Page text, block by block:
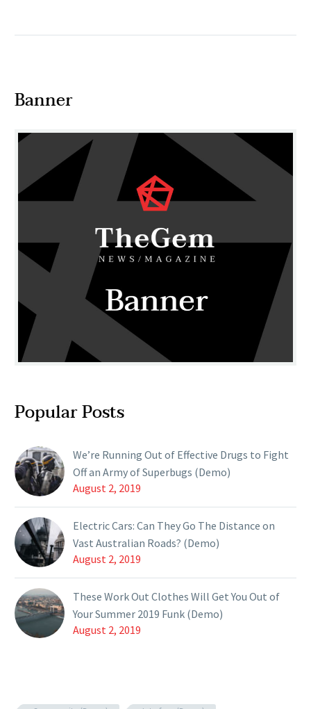
Banner
Popular Posts
We’re Running Out of Effective Drugs to Fight
Off an Army of Superbugs (Demo)
August 2, 2019
Electric Cars: Can They Go The Distance on
Vast Australian Roads? (Demo)
August 2, 2019
These Work Out Clothes Will Get You Out of
Your Summer 2019 Funk (Demo)
August 2, 2019